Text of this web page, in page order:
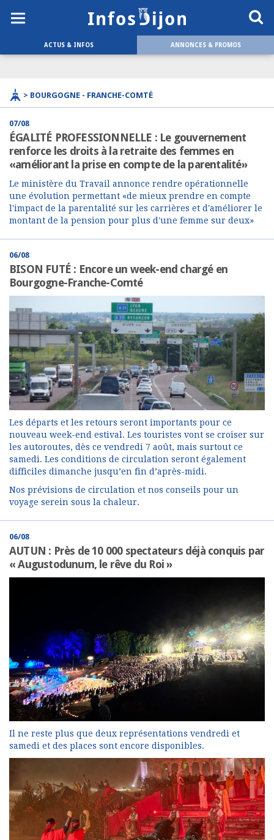
ACTUS & INFOS ANNONCES & PROMOS
> BOURGOGNE - FRANCHE-COMTÉ
07/08
ÉGALITÉ PROFESSIONNELLE : Le gouvernement
renforce les droits à la retraite des femmes en
«améliorant la prise en compte de la parentalité»
Le ministère du Travail annonce rendre opérationnelle
une évolution permettant «de mieux prendre en compte
l'impact de la parentalité sur les carrières et d'améliorer le
montant de la pension pour plus d'une femme sur deux»
06/08
BISON FUTÉ : Encore un week-end chargé en
Bourgogne-Franche-Comté
Les départs et les retours seront importants pour ce
nouveau week-end estival. Les touristes vont se croiser sur
les autoroutes, dès ce vendredi 7 août, mais surtout ce
samedi. Les conditions de circulation seront également
difficiles dimanche jusqu’en fin d’après-midi.
Nos prévisions de circulation et nos conseils pour un
voyage serein sous la chaleur.
06/08
AUTUN : Près de 10 000 spectateurs déjà conquis par
« Augustodunum, le rêve du Roi »
Il ne reste plus que deux représentations vendredi et
samedi et des places sont encore disponibles.